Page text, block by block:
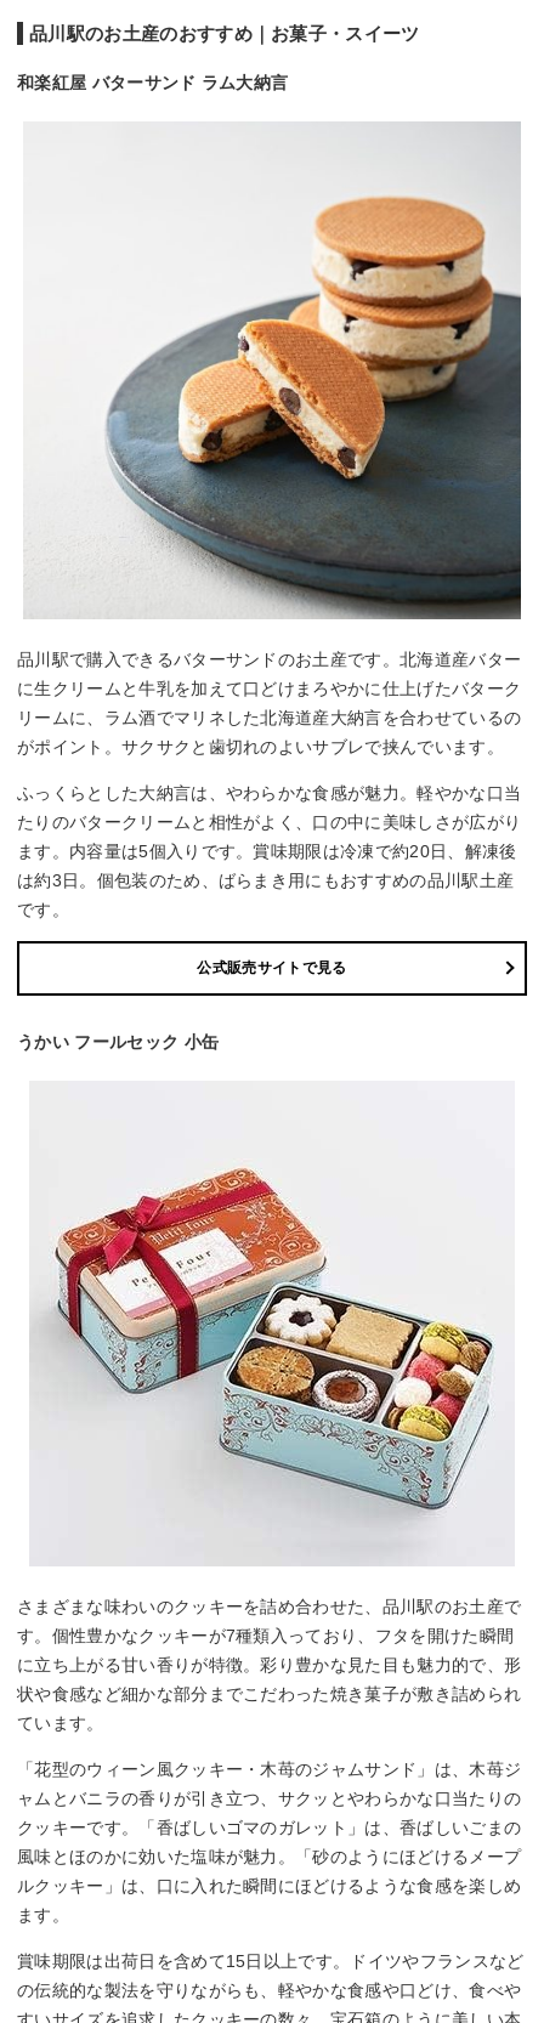
品川駅のお土産のおすすめ｜お菓子・スイーツ
和楽紅屋 バターサンド ラム大納言
品川駅で購入できるバターサンドのお土産です。北海道産バター
に生クリームと牛乳を加えて口どけまろやかに仕上げたバターク
リームに、ラム酒でマリネした北海道産大納言を合わせているの
がポイント。サクサクと歯切れのよいサブレで挟んでいます。
ふっくらとした大納言は、やわらかな食感が魅力。軽やかな口当
たりのバタークリームと相性がよく、口の中に美味しさが広がり
ます。内容量は5個入りです。賞味期限は冷凍で約20日、解凍後
は約3日。個包装のため、ばらまき用にもおすすめの品川駅土産
です。
公式販売サイトで見る
うかい フールセック 小缶
さまざまな味わいのクッキーを詰め合わせた、品川駅のお土産で
す。個性豊かなクッキーが7種類入っており、フタを開けた瞬間
に立ち上がる甘い香りが特徴。彩り豊かな見た目も魅力的で、形
状や食感など細かな部分までこだわった焼き菓子が敷き詰められ
ています。
「花型のウィーン風クッキー・木苺のジャムサンド」は、木苺ジ
ャムとバニラの香りが引き立つ、サクッとやわらかな口当たりの
クッキーです。「香ばしいゴマのガレット」は、香ばしいごまの
風味とほのかに効いた塩味が魅力。「砂のようにほどけるメープ
ルクッキー」は、口に入れた瞬間にほどけるような食感を楽しめ
ます。
賞味期限は出荷日を含めて15日以上です。ドイツやフランスなど
の伝統的な製法を守りながらも、軽やかな食感や口どけ、食べや